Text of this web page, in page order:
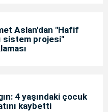
Aslan'dan "Hafif
sistem projesi"
4 yaşındaki çocuk
kaybetti